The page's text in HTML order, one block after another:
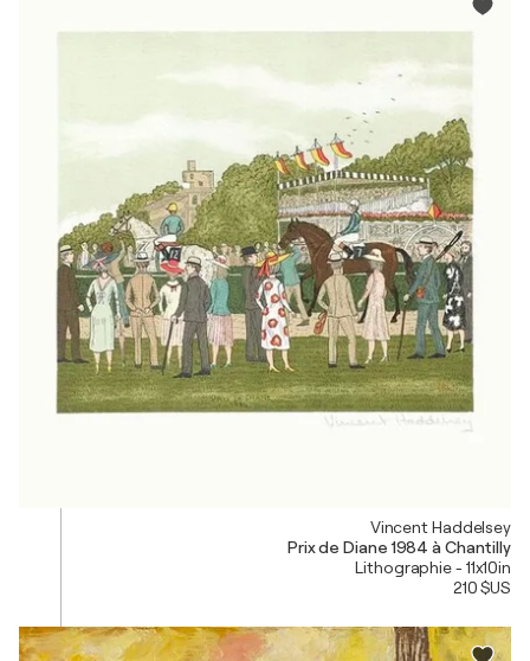
Vincent Haddelsey
Prix de Diane 1984 à Chantilly
Lithographie - 11x10in
210 $US